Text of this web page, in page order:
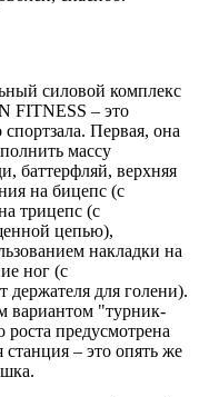
силовой комплекс
FITNESS – это
Первая, она
массу
баттерфляй, верхняя
на бицепс (с
трицепс (с
цепью),
накладки на
ног (с
держателя для голени).
вариантом "турник-
роста предусмотрена
станция – это опять же